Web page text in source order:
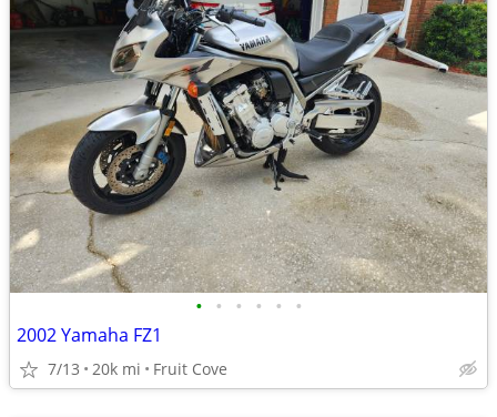
• • • • • •
2002 Yamaha FZ1
7/13 20k mi Fruit Cove